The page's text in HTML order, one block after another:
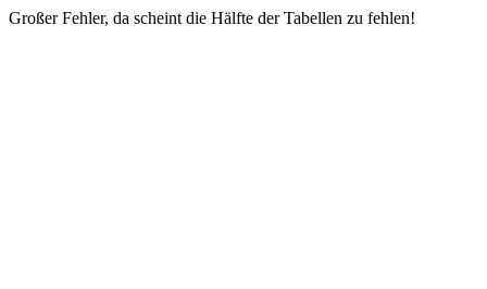
Großer Fehler, da scheint die Hälfte der Tabellen zu fehlen!